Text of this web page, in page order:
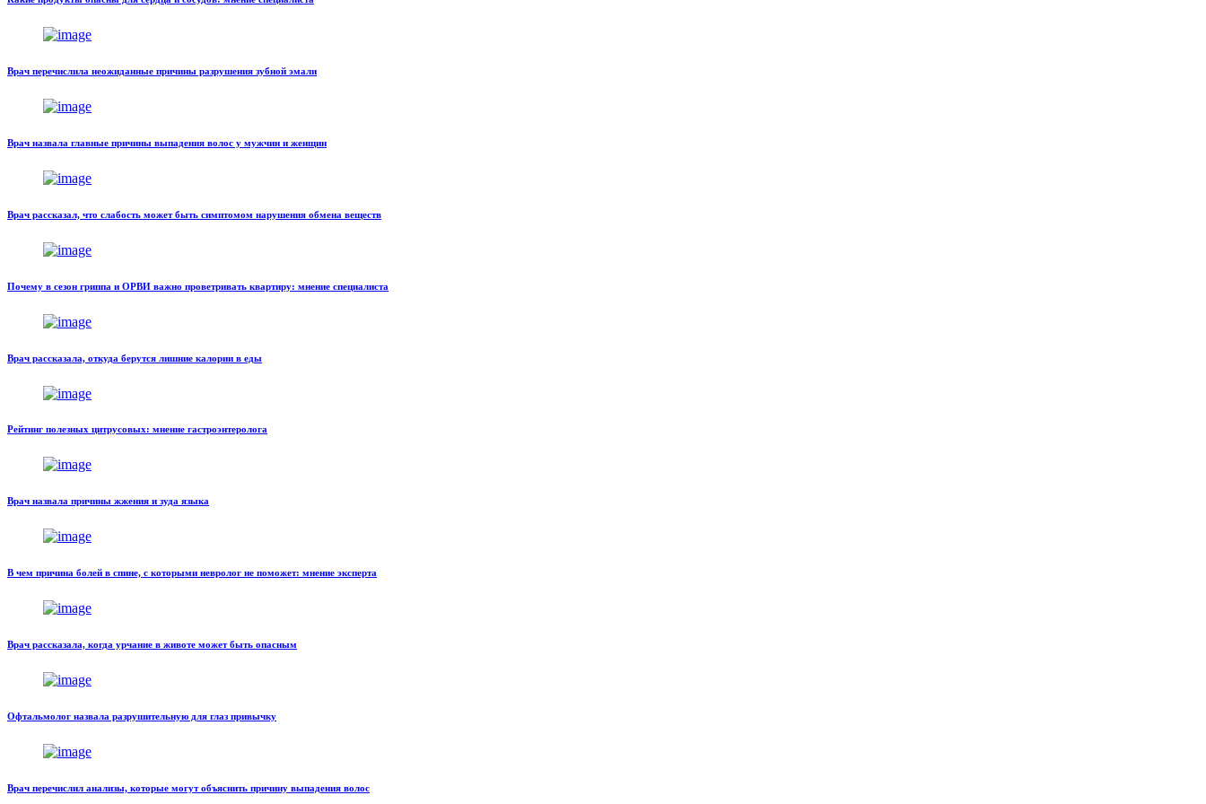
Врач перечислила неожиданные причины разрушения зубной эмали
Врач назвала главные причины выпадения волос у мужчин и женщин
Врач рассказал, что слабость может быть симптомом нарушения обмена веществ
Почему в сезон гриппа и ОРВИ важно проветривать квартиру: мнение специалиста
Врач рассказала, откуда берутся лишние калории в еды
Рейтинг полезных цитрусовых: мнение гастроэнтеролога
Врач назвала причины жжения и зуда языка
В чем причина болей в спине, с которыми невролог не поможет: мнение эксперта
Врач рассказала, когда урчание в животе может быть опасным
Офтальмолог назвала разрушительную для глаз привычку
Врач перечислил анализы, которые могут объяснить причину выпадения волос